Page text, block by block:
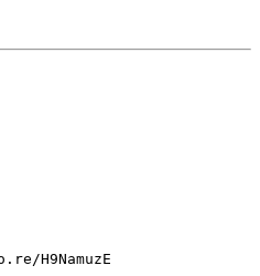
H9NamuzE